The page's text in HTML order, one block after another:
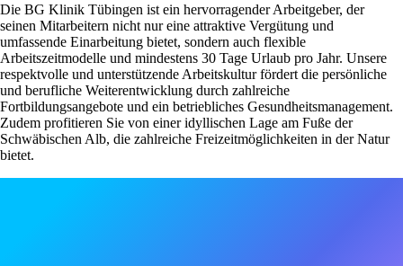
Die BG Klinik Tübingen ist ein hervorragender Arbeitgeber, der
seinen Mitarbeitern nicht nur eine attraktive Vergütung und
umfassende Einarbeitung bietet, sondern auch flexible
Arbeitszeitmodelle und mindestens 30 Tage Urlaub pro Jahr. Unsere
respektvolle und unterstützende Arbeitskultur fördert die persönliche
und berufliche Weiterentwicklung durch zahlreiche
Fortbildungsangebote und ein betriebliches Gesundheitsmanagement.
Zudem profitieren Sie von einer idyllischen Lage am Fuße der
Schwäbischen Alb, die zahlreiche Freizeitmöglichkeiten in der Natur
bietet.